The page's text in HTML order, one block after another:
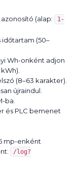
(alap:
1-
időtartam (50–
Wh-onként adjon
(8–63 karakter).
újraindul.
ba.
és PLC bemenet
mp-enként
/log?